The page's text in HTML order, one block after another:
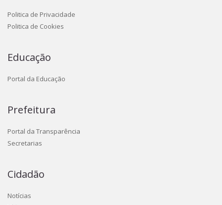
Politica de Privacidade
Politica de Cookies
Educação
Portal da Educação
Prefeitura
Portal da Transparência
Secretarias
Cidadão
Notícias